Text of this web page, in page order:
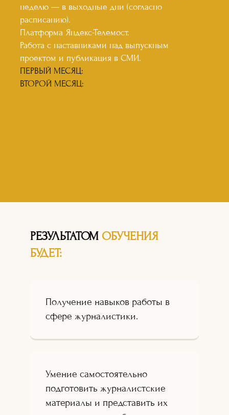
неделю — в выходные дни (согласно
расписанию).
Платформа Яндекс-Телемост.
Работа с наставниками над выпускным
проектом и публикация в СМИ.
ПЕРВЫЙ МЕСЯЦ:
ВТОРОЙ МЕСЯЦ:
РЕЗУЛЬТАТОМ ОБУЧЕНИЯ
БУДЕТ:
Получение навыков работы в
сфере журналистики.
Умение самостоятельно
подготовить журналистские
материалы и представить их